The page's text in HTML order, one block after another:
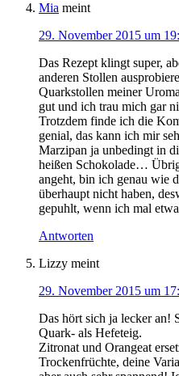
Mia meint
29. November 2015 um
Das Rezept klingt super,
anderen Stollen
Quarkstollen meiner
gut und ich trau mich gar
Trotzdem finde ich die
genial, das kann ich mir
Marzipan ja unbedingt in
heißen Schokolade…
angeht, bin ich genau wie
überhaupt nicht haben,
gepuhlt, wenn ich mal
Antworten
Lizzy meint
29. November 2015 um
Das hört sich ja lecker an!
Quark- als Hefeteig.
Zitronat und Orangeat
Trockenfrüchte, deine